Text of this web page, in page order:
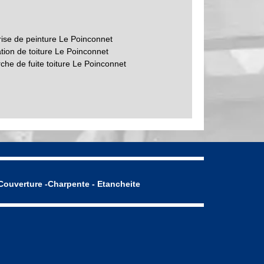
de peinture Le Poinconnet
de toiture Le Poinconnet
de fuite toiture Le Poinconnet
-Charpente - Etancheite